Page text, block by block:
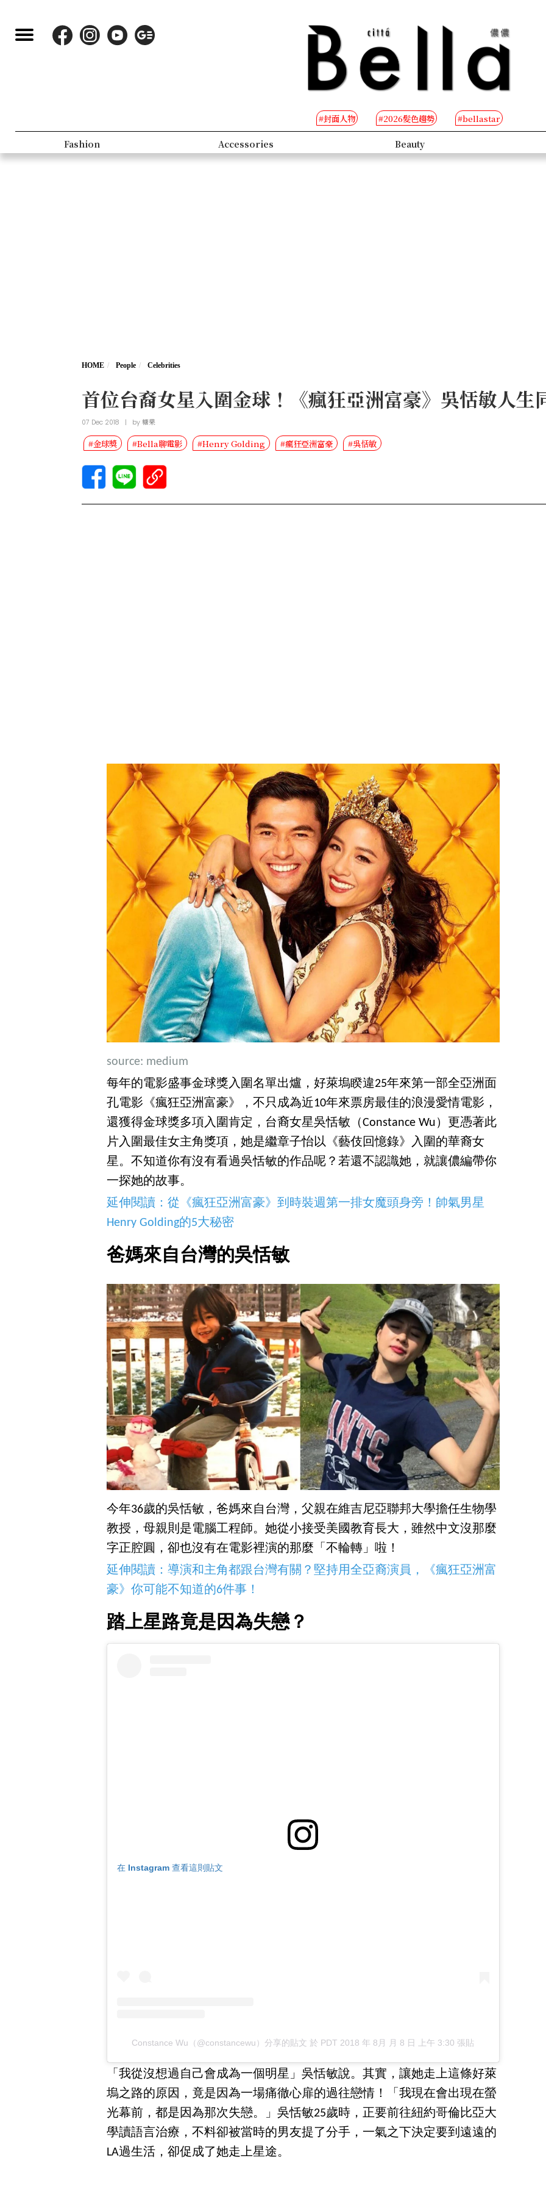
#封面人物 #2026髮色趨勢 #bellastar
Fashion Accessories Beauty
HOME People Celebrities
首位台裔女星入圍金球！《瘋狂亞洲富豪》吳恬敏人
07 Dec 2018 | by糖果
#金球獎 #Bella聊電影 #Henry Golding #瘋狂亞洲富豪 #吳恬敏
source: medium
每年的電影盛事金球獎入圍名單出爐，好萊塢睽違25年來第一部全亞洲面
孔電影《瘋狂亞洲富豪》，不只成為近10年來票房最佳的浪漫愛情電影，
還獲得金球獎多項入圍肯定，台裔女星吳恬敏（Constance Wu）更憑著此
片入圍最佳女主角獎項，她是繼章子怡以《藝伎回憶錄》入圍的華裔女
星。不知道你有沒有看過吳恬敏的作品呢？若還不認識她，就讓儂編帶你
一探她的故事。
延伸閱讀： 從《瘋狂亞洲富豪》到時裝週第一排女魔頭身旁！帥氣男星
Henry Golding的5大秘密
爸媽來自台灣的吳恬敏
今年36歲的吳恬敏，爸媽來自台灣，父親在維吉尼亞聯邦大學擔任生物學
教授，母親則是電腦工程師。她從小接受美國教育長大，雖然中文沒那麼
字正腔圓，卻也沒有在電影裡演的那麼「不輪轉」啦！
延伸閱讀： 導演和主角都跟台灣有關？堅持用全亞裔演員，《瘋狂亞洲富
豪》你可能不知道的6件事！
踏上星路竟是因為失戀？
在 Instagram 查看這則貼文
Constance Wu（@constancewu）分享的貼文 於 PDT 2018 年 8月 月 8 日 上午 3:30 張貼
「我從沒想過自己會成為一個明星」吳恬敏說。其實，讓她走上這條好萊
塢之路的原因，竟是因為一場痛徹心扉的過往戀情！「我現在會出現在螢
光幕前，都是因為那次失戀。」吳恬敏25歲時，正要前往紐約哥倫比亞大
學讀語言治療，不料卻被當時的男友提了分手，一氣之下決定要到遠遠的
LA過生活，卻促成了她走上星途。